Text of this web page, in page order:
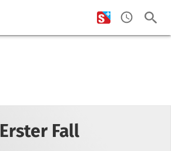
Erster Fall